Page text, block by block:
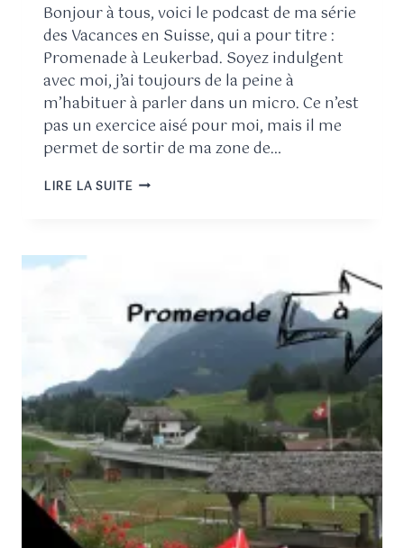
Bonjour à tous, voici le podcast de ma série
des Vacances en Suisse, qui a pour titre :
Promenade à Leukerbad. Soyez indulgent
avec moi, j’ai toujours de la peine à
m’habituer à parler dans un micro. Ce n’est
pas un exercice aisé pour moi, mais il me
permet de sortir de ma zone de…
LIRE LA SUITE